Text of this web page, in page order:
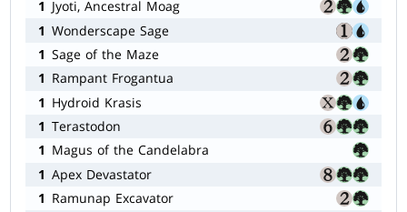
1 Jyoti, Ancestral Moag
1 Wonderscape Sage
1 Sage of the Maze
1 Rampant Frogantua
1 Hydroid Krasis
1 Terastodon
1 Magus of the Candelabra
1 Apex Devastator
1 Ramunap Excavator